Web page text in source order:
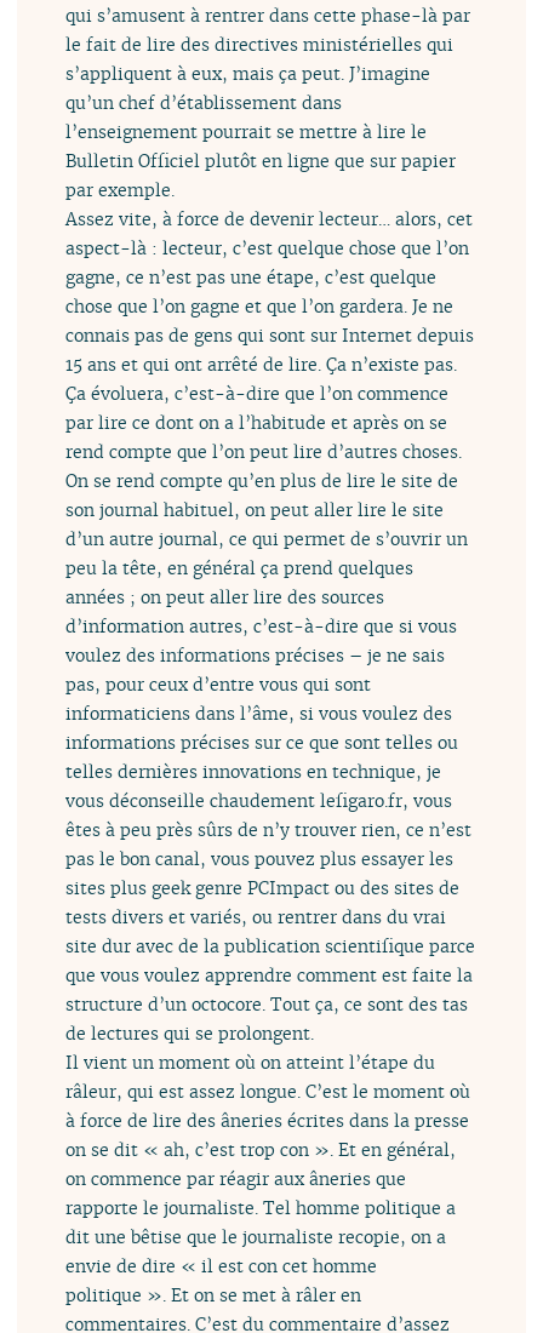
qui s’amusent à rentrer dans cette phase-là par
le fait de lire des directives ministérielles qui
s’appliquent à eux, mais ça peut. J’imagine
qu’un chef d’établissement dans
l’enseignement pourrait se mettre à lire le
Bulletin Officiel plutôt en ligne que sur papier
par exemple.
Assez vite, à force de devenir lecteur… alors, cet
aspect-là : lecteur, c’est quelque chose que l’on
gagne, ce n’est pas une étape, c’est quelque
chose que l’on gagne et que l’on gardera. Je ne
connais pas de gens qui sont sur Internet depuis
15 ans et qui ont arrêté de lire. Ça n’existe pas.
Ça évoluera, c’est-à-dire que l’on commence
par lire ce dont on a l’habitude et après on se
rend compte que l’on peut lire d’autres choses.
On se rend compte qu’en plus de lire le site de
son journal habituel, on peut aller lire le site
d’un autre journal, ce qui permet de s’ouvrir un
peu la tête, en général ça prend quelques
années ; on peut aller lire des sources
d’information autres, c’est-à-dire que si vous
voulez des informations précises – je ne sais
pas, pour ceux d’entre vous qui sont
informaticiens dans l’âme, si vous voulez des
informations précises sur ce que sont telles ou
telles dernières innovations en technique, je
vous déconseille chaudement lefigaro.fr, vous
êtes à peu près sûrs de n’y trouver rien, ce n’est
pas le bon canal, vous pouvez plus essayer les
sites plus geek genre PCImpact ou des sites de
tests divers et variés, ou rentrer dans du vrai
site dur avec de la publication scientifique parce
que vous voulez apprendre comment est faite la
structure d’un octocore. Tout ça, ce sont des tas
de lectures qui se prolongent.
Il vient un moment où on atteint l’étape du
râleur, qui est assez longue. C’est le moment où
à force de lire des âneries écrites dans la presse
on se dit « ah, c’est trop con ». Et en général,
on commence par réagir aux âneries que
rapporte le journaliste. Tel homme politique a
dit une bêtise que le journaliste recopie, on a
envie de dire « il est con cet homme
politique ». Et on se met à râler en
commentaires. C’est du commentaire d’assez